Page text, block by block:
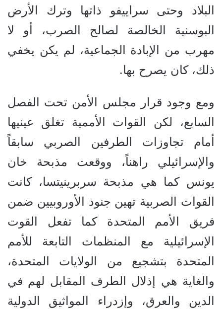
البلاد وحتى سراييفو ذاتها وترك الأرض
البوسنية الخالصة لصالح الصرب، أو لا
مهرب من الإبادة الجماعية، لم يكن يخفي
ذلك، كان يصرح بها.
ومع وجود قرار مجلس الأمن تحت الفصل
السابع، لكن القوات الأممية تغلق عينيها
أمام تجاوزات الطرفين الصربي سابقاً
والإسرائيلي راهناً، ووقعت مذبحة خان
يونس كما هي مذبحة سربرينيتسا، كانت
القوات الصربية تهين جنود الأوروبيين ضمن
فريق الأمم المتحدة كما تفعل القوت
الإسرائيلية مع المنظمات التابعة للأمم
المتحدة بتشجيع من الولايات المتحدة،
والغاية هي إذلال الطرف المقابل لهم في
الدين والعرق، وإزدراء المواثيق الدولية